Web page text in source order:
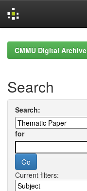
navigationCMMU Digital Archive
Search
Search:
for
Current filters: